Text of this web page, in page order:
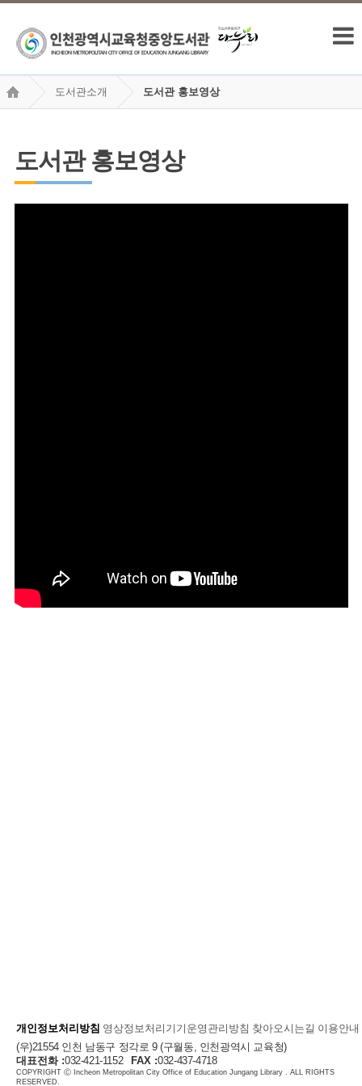
도서관소개 도서관 홍보영상
도서관 홍보영상
개인정보처리방침 영상정보처리기기운영관리방침 찾아오시는길 이용안내
(우)21554 인천 남동구 정각로 9 (구월동, 인천광역시 교육청)
대표전화 :032-421-1152 FAX :032-437-4718
COPYRIGHT Ⓒ Incheon Metropolitan City Office of Education Jungang Library . ALL RIGHTS
RESERVED.